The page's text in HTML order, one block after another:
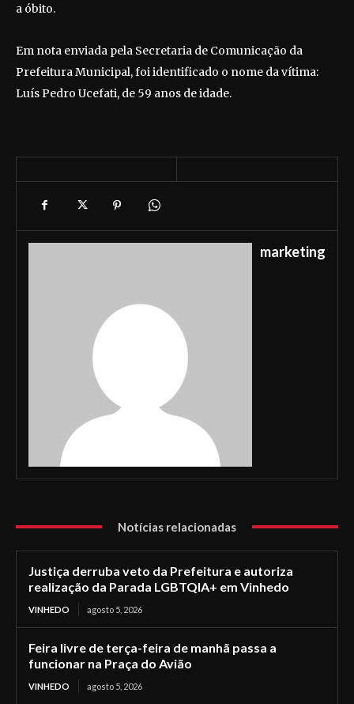
a óbito.
Em nota enviada pela Secretaria de Comunicação da
Prefeitura Municipal, foi identificado o nome da vítima:
Luís Pedro Ucefati, de 59 anos de idade.
marketing
Notícias relacionadas
Justiça derruba veto da Prefeitura e autoriza
realização da Parada LGBTQIA+ em Vinhedo
VINHEDO agosto 5, 2026
Feira livre de terça-feira de manhã passa a
funcionar na Praça do Avião
VINHEDO agosto 5, 2026